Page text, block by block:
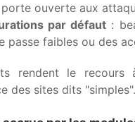
ouverte aux
par défaut :
passe faibles ou des
rendent le recours
des sites dits "simples".